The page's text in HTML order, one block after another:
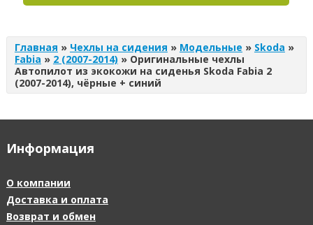
Главная » Чехлы на сидения » Модельные » Skoda »
Fabia » 2 (2007-2014) » Оригинальные чехлы
Автопилот из экокожи на сиденья Skoda Fabia 2
(2007-2014), чёрные + синий
Информация
О компании
Доставка и оплата
Возврат и обмен